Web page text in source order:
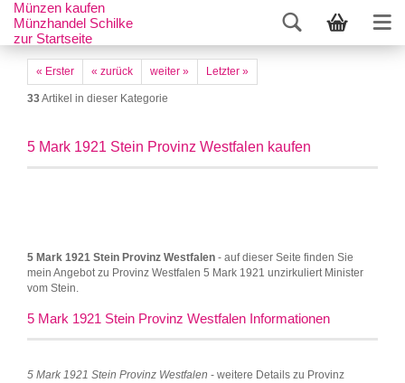
Münzen kaufen
Münzhandel Schilke
zur Startseite
« Erster « zurück weiter » Letzter »
33Artikel in dieser Kategorie
5 Mark 1921 Stein Provinz Westfalen kaufen
5 Mark 1921 Stein Provinz Westfalen - auf dieser Seite finden Sie
mein Angebot zu Provinz Westfalen 5 Mark 1921 unzirkuliert Minister
vom Stein.
5 Mark 1921 Stein Provinz Westfalen Informationen
5 Mark 1921 Stein Provinz Westfalen - weitere Details zu Provinz